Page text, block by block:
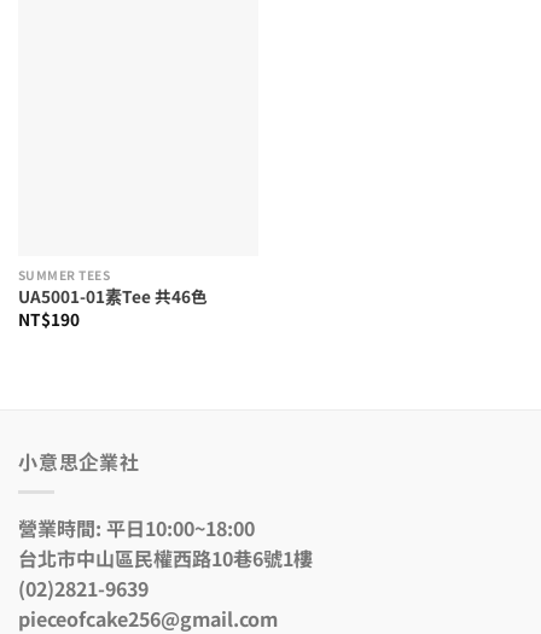
SUMMER TEES
UA5001-01素Tee 共46色
NT$190
小意思企業社
營業時間: 平日10:00~18:00
台北市中山區民權西路10巷6號1樓
(02)2821-9639
pieceofcake256@gmail.com